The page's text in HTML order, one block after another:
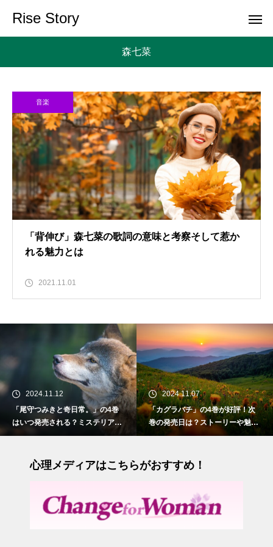
Rise Story
森七菜
音楽
「背伸び」森七菜の歌詞の意味と考察そして惹か
れる魅力とは
2021.11.01
奇日常。」の4巻
る？ミステリアス
の物語
2024.11.07
「カグラバチ」の4巻が好評！次
巻の発売日は？ストーリーや魅力
も紹介
「お姉ちゃん
いつ発売され
との切ない初
心理メディアはこちらがおすすめ！